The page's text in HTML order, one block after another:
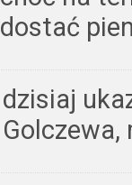
dostać
dzisiaj